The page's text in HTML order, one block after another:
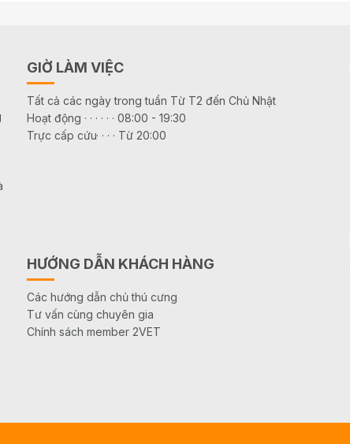
GIỜ LÀM VIỆC
Tất cả các ngày trong tuần Từ T2 đến Chủ Nhật
Hoạt động · · · · · · 08:00 - 19:30
Trực cấp cứu· · · · Từ 20:00
HƯỚNG DẪN KHÁCH HÀNG
Các hướng dẫn chủ thú cưng
Tư vấn cùng chuyên gia
Chính sách member 2VET